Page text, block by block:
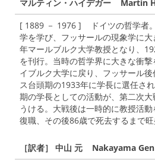
マルティン・ハイデガー Martin
[ 1889 － 1976 ] ドイツの哲学者
学を学び、フッサールの現象学に
年マールブルク大学教授となり、
を刊行。当時の哲学界に大きな衝
イブルク大学に戻り、フッサール
ス台頭期の1933年に学長に選任さ
期の学長としての活動が、第二次
うける。大戦後は一時的に教授活
復職、その後86歳で死去するまで旺
［訳者］ 中山 元 Nakayama Gen